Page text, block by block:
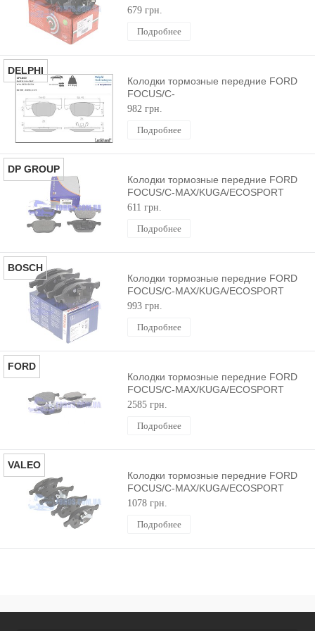
2003- GOODREM
679 грн.
Подробнее
DELPHI
Колодки тормозные передние FORD
FOCUS/C-
MAX/KUGA/ECOSPORT/CONNECT
982 грн.
Подробнее
DP GROUP
Колодки тормозные передние FORD
FOCUS/C-MAX/KUGA/ECOSPORT
2003- DP GROUP
611 грн.
Подробнее
BOSCH
Колодки тормозные передние FORD
FOCUS/C-MAX/KUGA/ECOSPORT
2003- BOSCH
993 грн.
Подробнее
FORD
Колодки тормозные передние FORD
FOCUS/C-MAX/KUGA/ECOSPORT
2003- ORIGINAL
2585 грн.
Подробнее
VALEO
Колодки тормозные передние FORD
FOCUS/C-MAX/KUGA/ECOSPORT
2003- VALEO
1078 грн.
Подробнее